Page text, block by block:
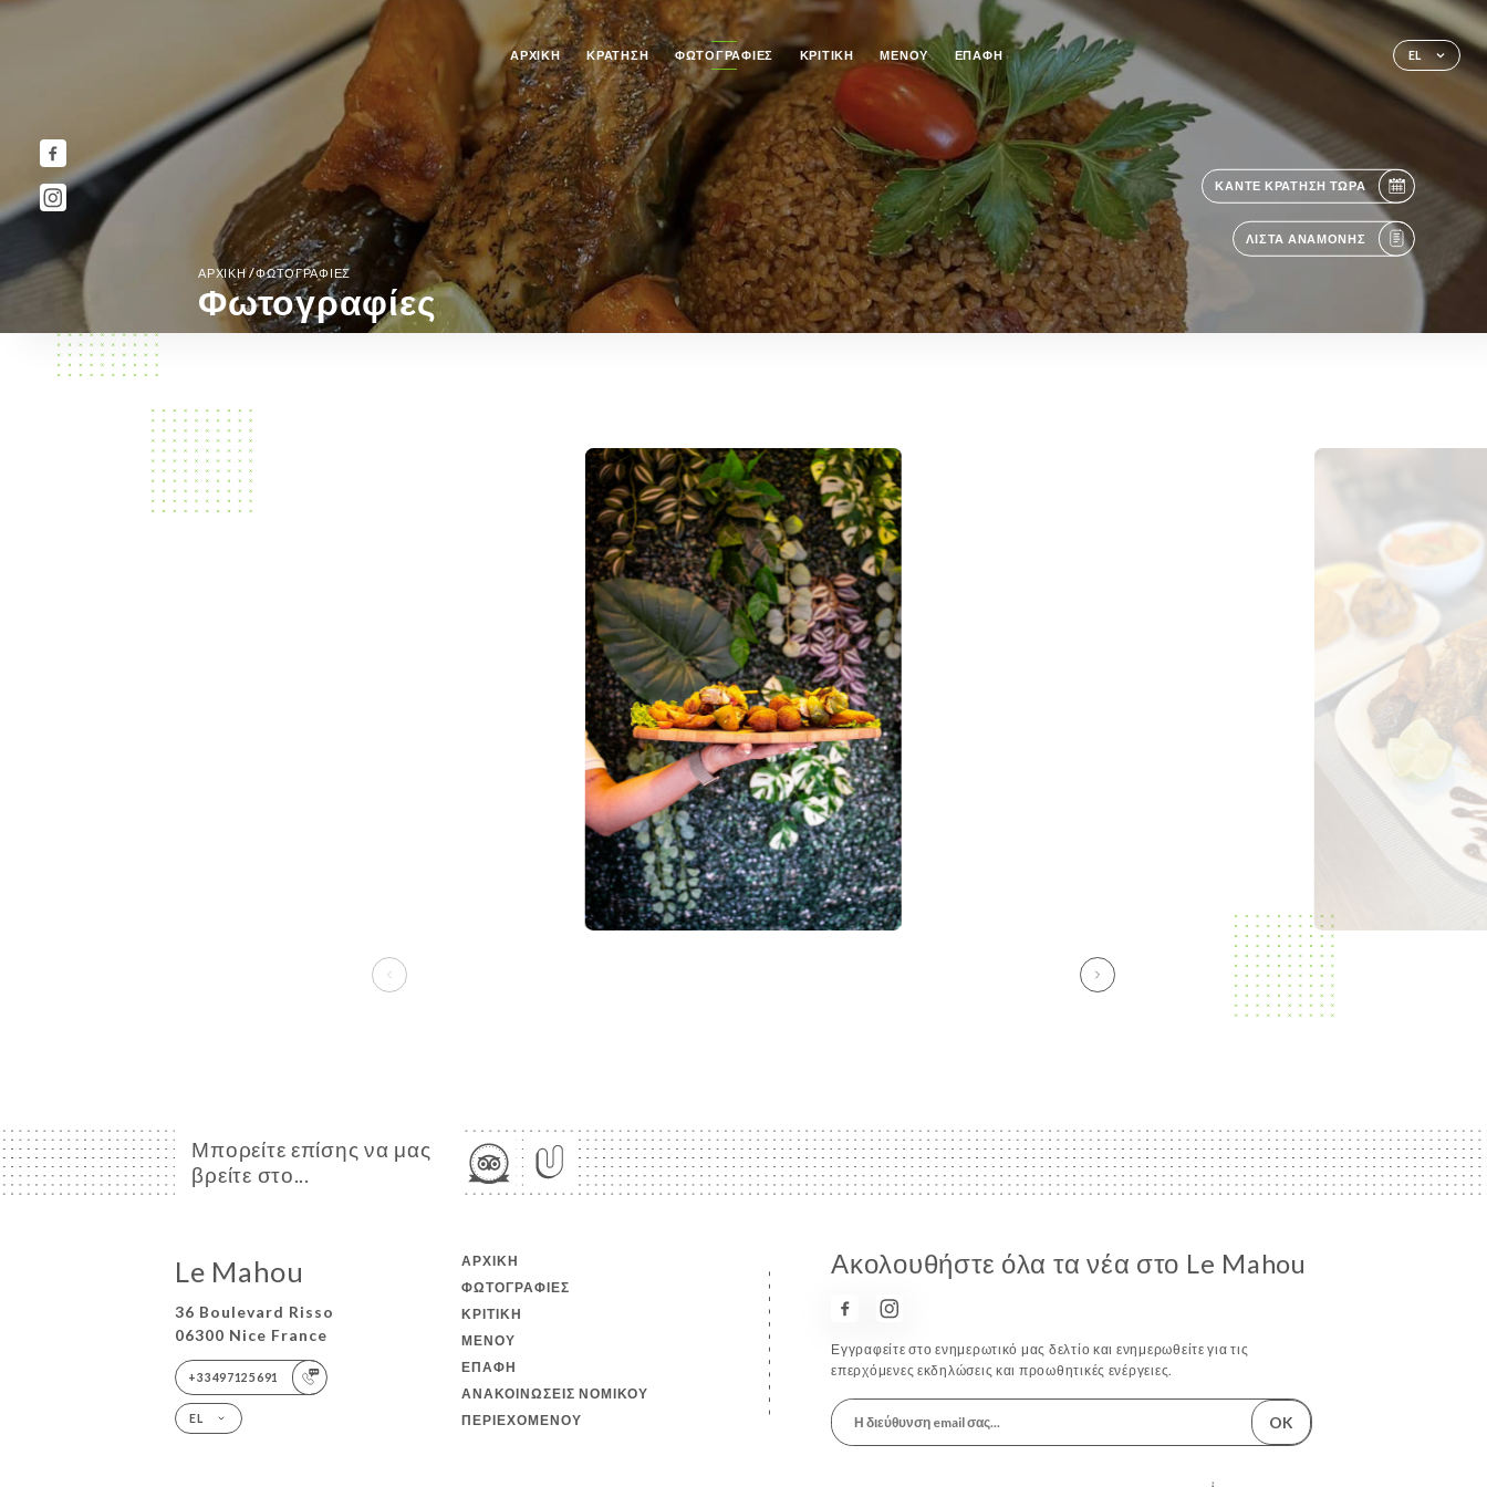
EL
ΑΡΧΙΚΉ ΚΡΆΤΗΣΗ ΦΩΤΟΓΡΑΦΊΕΣ ΚΡΙΤΙΚΉ ΜΕΝΟΎ ΕΠΑΦΉ
ΚΆΝΤΕ ΚΡΆΤΗΣΗ ΤΏΡΑ
ΛΊΣΤΑ ΑΝΑΜΟΝΉΣ
ΑΡΧΙΚΉ/ΦΩΤΟΓΡΑΦΊΕΣ
Φωτογραφίες
Μπορείτε επίσης να μας
βρείτε στο...
Le Mahou
36 Boulevard Risso
06300 Nice France
+33497125691
EL
ΑΡΧΙΚΉ
ΦΩΤΟΓΡΑΦΊΕΣ
ΚΡΙΤΙΚΉ
ΜΕΝΟΎ
ΕΠΑΦΉ
ΑΝΑΚΟΙΝΏΣΕΙΣ ΝΟΜΙΚΟΎ
ΠΕΡΙΕΧΟΜΈΝΟΥ
Ακολουθήστε όλα τα νέα στο Le Mahou
Εγγραφείτε στο ενημερωτικό μας δελτίο και ενημερωθείτε για τις
επερχόμενες εκδηλώσεις και προωθητικές ενέργειες.
OK